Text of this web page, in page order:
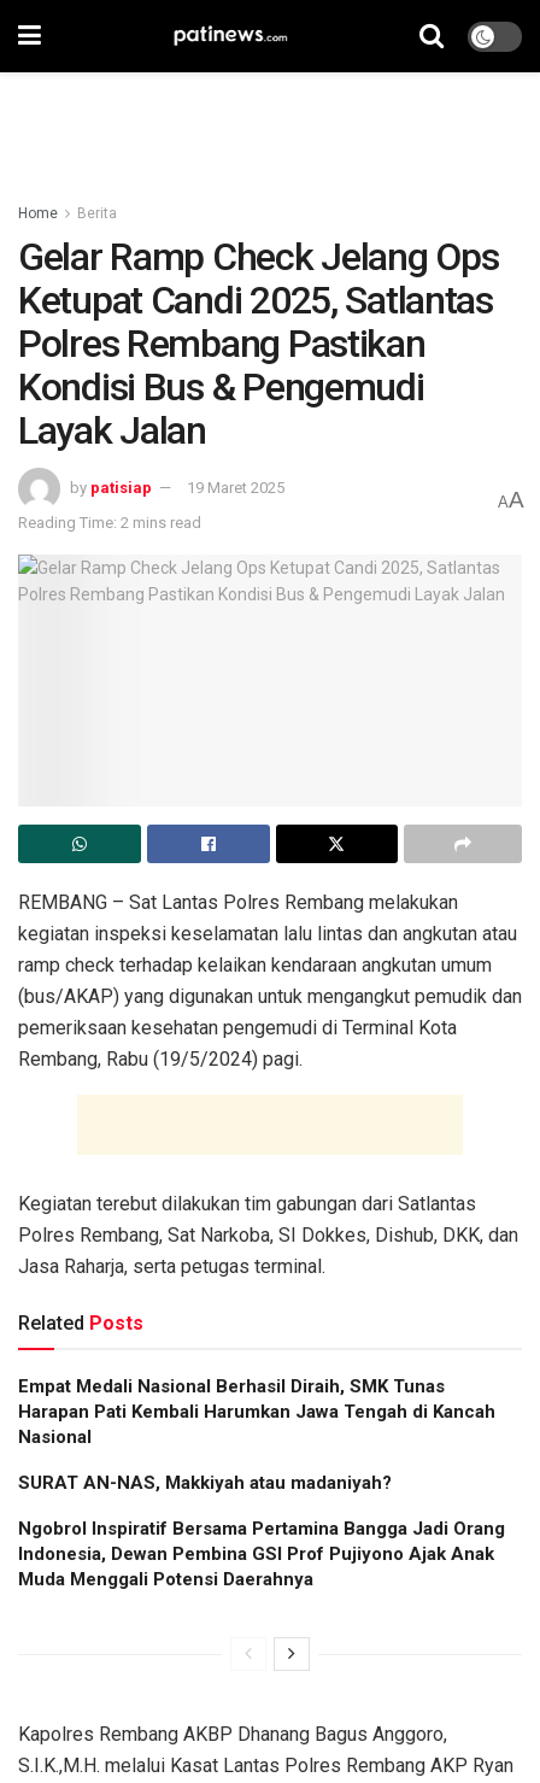
Home Berita
Gelar Ramp Check Jelang Ops
Ketupat Candi 2025, Satlantas
Polres Rembang Pastikan
Kondisi Bus & Pengemudi
Layak Jalan
by patisiap
19 Maret 2025
Reading Time: 2 mins read
AA
REMBANG – Sat Lantas Polres Rembang melakukan
kegiatan inspeksi keselamatan lalu lintas dan angkutan atau
ramp check terhadap kelaikan kendaraan angkutan umum
(bus/AKAP) yang digunakan untuk mengangkut pemudik dan
pemeriksaan kesehatan pengemudi di Terminal Kota
Rembang, Rabu (19/5/2024) pagi.
Kegiatan terebut dilakukan tim gabungan dari Satlantas
Polres Rembang, Sat Narkoba, SI Dokkes, Dishub, DKK, dan
Jasa Raharja, serta petugas terminal.
Related Posts
Empat Medali Nasional Berhasil Diraih, SMK Tunas
Harapan Pati Kembali Harumkan Jawa Tengah di Kancah
Nasional
SURAT AN-NAS, Makkiyah atau madaniyah?
Ngobrol Inspiratif Bersama Pertamina Bangga Jadi Orang
Indonesia, Dewan Pembina GSI Prof Pujiyono Ajak Anak
Muda Menggali Potensi Daerahnya
Kapolres Rembang AKBP Dhanang Bagus Anggoro,
S.I.K.,M.H. melalui Kasat Lantas Polres Rembang AKP Ryan